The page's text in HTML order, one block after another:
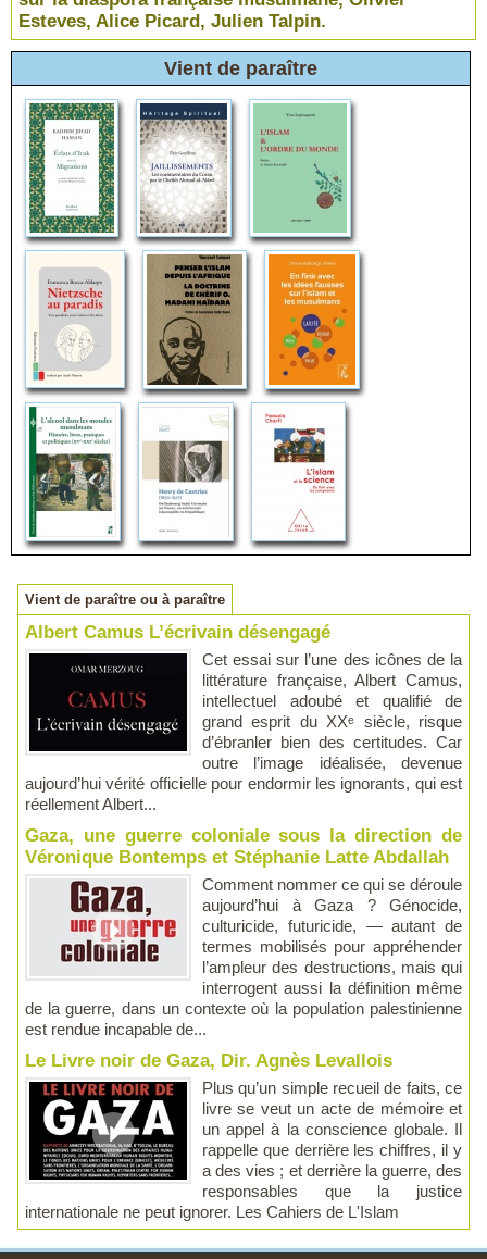
Esteves, Alice Picard, Julien Talpin.
Vient de paraître
Vient de paraître ou à paraître
Albert Camus L’écrivain désengagé
Cet essai sur l’une des icônes de la
littérature française, Albert Camus,
intellectuel adoubé et qualifié de
grand esprit du XXᵉ siècle, risque
d’ébranler bien des certitudes. Car
outre l’image idéalisée, devenue
aujourd’hui vérité officielle pour endormir les ignorants, qui est
réellement Albert...
Gaza, une guerre coloniale sous la direction de
Véronique Bontemps et Stéphanie Latte Abdallah
Comment nommer ce qui se déroule
aujourd’hui à Gaza ? Génocide,
culturicide, futuricide, — autant de
termes mobilisés pour appréhender
l’ampleur des destructions, mais qui
interrogent aussi la définition même
de la guerre, dans un contexte où la population palestinienne
est rendue incapable de...
Le Livre noir de Gaza, Dir. Agnès Levallois
Plus qu’un simple recueil de faits, ce
livre se veut un acte de mémoire et
un appel à la conscience globale. Il
rappelle que derrière les chiffres, il y
a des vies ; et derrière la guerre, des
responsables que la justice
internationale ne peut ignorer. Les Cahiers de L'Islam